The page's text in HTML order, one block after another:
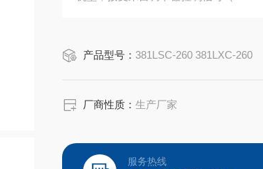
产品型号：381LSC-260 381LXC-260
厂商性质：生产厂家
服务热线